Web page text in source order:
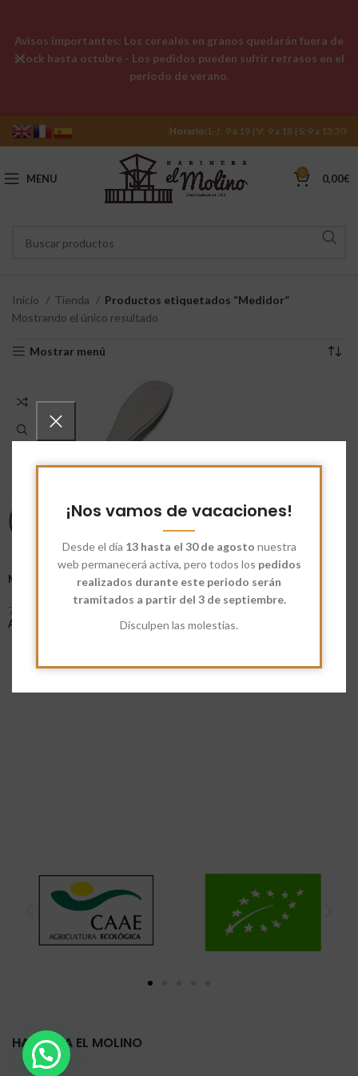
¡Nos vamos de vacaciones!
Desde el día 13 hasta el 30 de agosto nuestra
web permanecerá activa, pero todos los pedidos
realizados durante este periodo serán
tramitados a partir del 3 de septiembre.
Disculpen las molestias.
Horario: L-J: 9 a 19 | V: 9 a 18 | S: 9 a 13:30
MENU 0 0,00€
Inicio Tienda
Productos etiquetados “Medidor”
Mostrando el único resultado
Mostrar menú
Medidor de Té
7,85
Añadir Al Carrito
HARINERA EL MOLINO
Avisos importantes: Los cereales en granos quedarán fuera de
stock hasta octubre - Los pedidos pueden sufrir retrasos en el
período de verano.